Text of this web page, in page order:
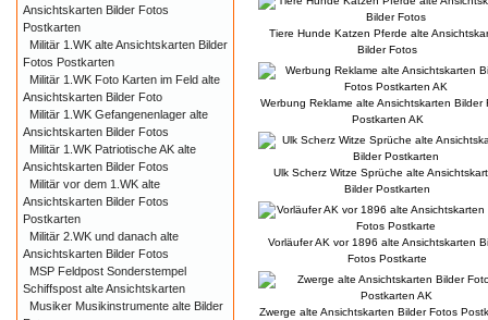
Tiere Hunde Katzen Pferde alte
Bilder Fotos
Werbung Reklame alte Ansichtskarten Bilder
Postkarten AK
Ulk Scherz Witze Sprüche alte
Bilder Postkarten
Vorläufer AK vor 1896 alte Ansichtskarten
Fotos Postkarte
Zwerge alte Ansichtskarten Bilder Fotos
Ansichtskarten Bilder Fotos
Postkarten
Militär 1.WK alte Ansichtskarten Bilder
Fotos Postkarten
Militär 1.WK Foto Karten im Feld alte
Ansichtskarten Bilder Foto
Militär 1.WK Gefangenenlager alte
Ansichtskarten Bilder Fotos
Militär 1.WK Patriotische AK alte
Ansichtskarten Bilder Fotos
Militär vor dem 1.WK alte
Ansichtskarten Bilder Fotos
Postkarten
Militär 2.WK und danach alte
Ansichtskarten Bilder Fotos
MSP Feldpost Sonderstempel
Schiffspost alte Ansichtskarten
Musiker Musikinstrumente alte Bilder